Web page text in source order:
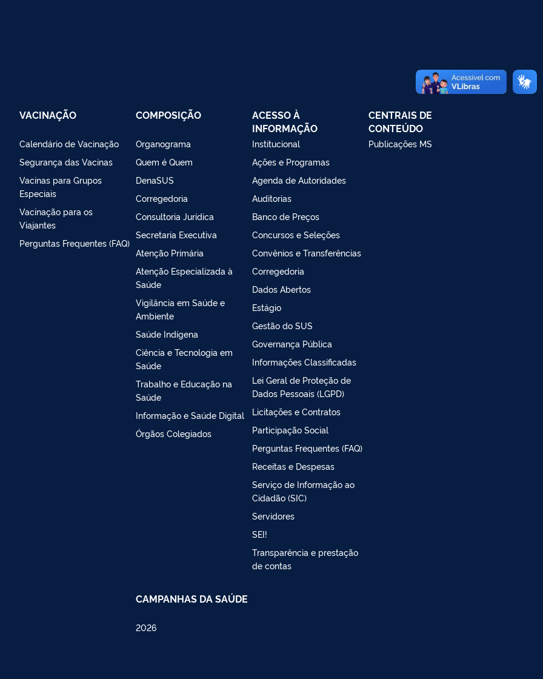
VACINAÇÃO
Calendário de Vacinação
Segurança das Vacinas
Vacinas para Grupos
Especiais
Vacinação para os
Viajantes
Perguntas Frequentes (FAQ)
COMPOSIÇÃO
Organograma
Quem é Quem
DenaSUS
Corregedoria
Consultoria Jurídica
Secretaria Executiva
Atenção Primária
Atenção Especializada à
Saúde
Vigilância em Saúde e
Ambiente
Saúde Indígena
Ciência e Tecnologia em
Saúde
Trabalho e Educação na
Saúde
Informação e Saúde Digital
Órgãos Colegiados
ACESSO À
INFORMAÇÃO
Institucional
Ações e Programas
Agenda de Autoridades
Auditorias
Banco de Preços
Concursos e Seleções
Convênios e Transferências
Corregedoria
Dados Abertos
Estágio
Gestão do SUS
Governança Pública
Informações Classificadas
Lei Geral de Proteção de
Dados Pessoais (LGPD)
Licitações e Contratos
Participação Social
Perguntas Frequentes (FAQ)
Receitas e Despesas
Serviço de Informação ao
Cidadão (SIC)
Servidores
SEI!
Transparência e prestação
de contas
CENTRAIS DE
CONTEÚDO
Publicações MS
CAMPANHAS DA SAÚDE
2026